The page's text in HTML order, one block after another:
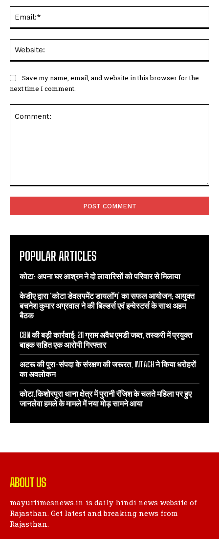
Save my name, email, and website in this browser for the
next time I comment.
बचनेश कुमार अग्रवाल ने की बिल्डर्स एवं इन्वेस्टर्स के साथ अहम
बैठक
CBN की बड़ी कार्रवाई: 211 ग्राम अवैध एमडी जब्त, तस्करी में प्रयुक्त
बाइक सहित एक आरोपी गिरफ्तार
अटरू की पुरा-संपदा के संरक्षण की जरूरत, INTACH ने किया धरोहरों
का अवलोकन
कोटा:किशोरपुरा थाना क्षेत्र में पुरानी रंजिश के चलते महिला पर हुए
जानलेवा हमले के मामले में नया मोड़ सामने आया
ABOUT US
Rajasthan. Get latest and breaking news from